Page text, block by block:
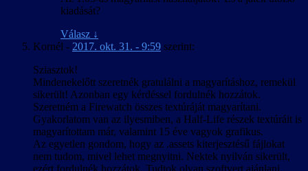
kiadását?
Válasz ↓
Kornél - 2017. okt. 31. - 9:59 szerint:
Sziasztok!
Mindenekelőtt szeretnék gratulálni a magyarításhoz, remekül
sikerült! Azonban egy kérdéssel fordulnék hozzátok.
Szeretném a Firewatch összes textúráját magyarítani.
Gyakorlatom van az ilyesmiben, a Half-Life részek textúráit is
magyarítottam már, valamint 15 éve vagyok grafikus.
Az egyetlen gondom, hogy az .assets kiterjesztésű fájlokat
nem tudom, mivel lehet megnyitni. Nektek nyilván sikerült,
ezért fordulnék hozzátok. Tudtok olyan szoftvert ajánlani,